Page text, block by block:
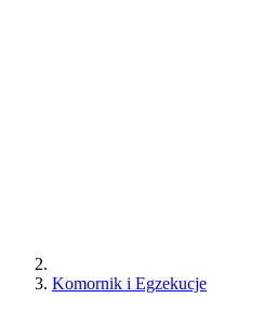
Komornik i Egzekucje